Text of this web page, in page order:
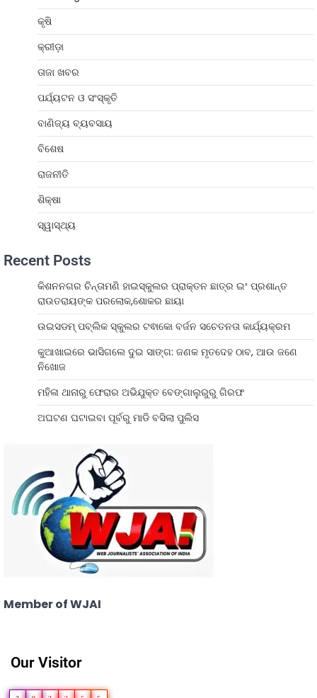
କୃଷି
କ୍ରୀଡ଼ା
ତାଜା ଖବର
ପର୍ଯ୍ୟଟନ ଓ ସଂସ୍କୃତି
ବାଣିଜ୍ୟ ବ୍ୟବସାୟ
ବିଶେଷ
ରାଜନୀତି
ଶିକ୍ଷା
ସ୍ୱାସ୍ଥ୍ୟ
Recent Posts
କିଶନନଗର ଚିନ୍ତାମଣି ହାଇସ୍କୁଲର ପ୍ରାକ୍ତନ ଛାତ୍ର ଇଂ ପ୍ରଶାନ୍ତ
ରାଉତରାୟଙ୍କ ପରଲୋକ,ଶୋକର ଛାୟା
ଉଇସଡମ୍ ପବ୍ଲିକ ସ୍କୁଲର ଟଵାକୋ ବର୍ଜନ ସଚେତନତା କାର୍ଯ୍ୟକ୍ରମ
କୁଆଖାଇରେ ଭାସିଗଲେ ଦୁଇ ସାଙ୍ଗ: ଜଣକ ମୃତଦେହ ଠାବ, ଆଉ ଜଣେ
ନିଖୋଜ
ମହିଳା ଥାନାରୁ ଫେରାର ଅଭିଯୁକ୍ତ ବେଙ୍ଗାଲୁରୁରୁ ଗିରଫ
ଅଘଟଣ ଘଟାଇବା ପୂର୍ବରୁ ମାଡି ବସିଲା ପୁଲିସ
Member of WJAI
Our Visitor